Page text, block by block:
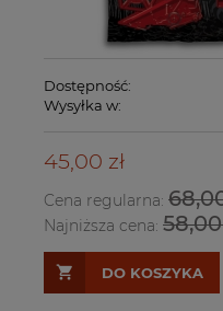
Dostępność:
Wysyłka w:
45,00 zł
Cena regularna:
Najniższa cena: 58,00
DO KOSZYKA